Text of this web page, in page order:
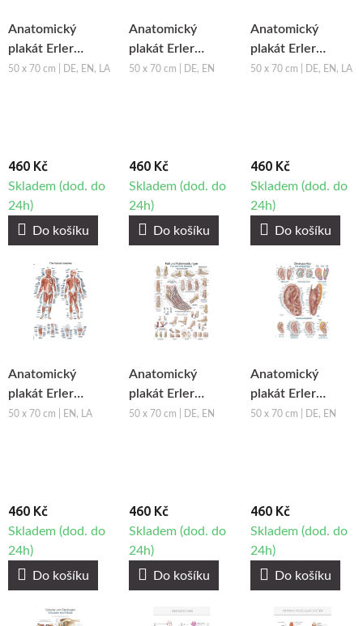
Anatomický
plakát Erler
Zimmer -
50 x 70 cm | DE, EN, LA
460 Kč
Skladem (dod. do
24h)
Do košíku
Anatomický
plakát Erler
Zimmer - Reflexní
50 x 70 cm | DE, EN
460 Kč
Skladem (dod. do
24h)
Do košíku
Anatomický
plakát Erler
Zimmer -
50 x 70 cm | DE, EN, LA
460 Kč
Skladem (dod. do
24h)
Do košíku
Anatomický
plakát Erler
Zimmer - Svalová
50 x 70 cm | EN, LA
460 Kč
Skladem (dod. do
24h)
Do košíku
Anatomický
plakát Erler
Zimmer - Noha a
50 x 70 cm | DE, EN
460 Kč
Skladem (dod. do
24h)
Do košíku
Anatomický
plakát Erler
Zimmer -
50 x 70 cm | DE, EN
460 Kč
Skladem (dod. do
24h)
Do košíku